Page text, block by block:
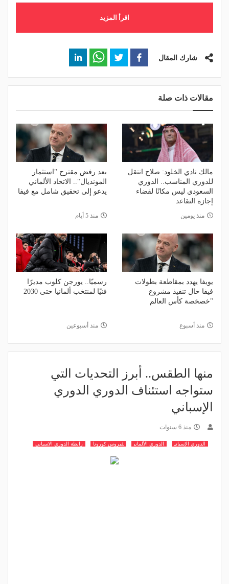
اقرأ المزيد
شارك المقال
مقالات ذات صلة
مالك نادي الخلود: صلاح انتقل
للدوري المناسب.. الدوري
السعودي ليس مكانًا لقضاء
إجازة التقاعد
منذ يومين
بعد رفض مقترح "استثمار
المونديال".. الاتحاد الألماني
يدعو إلى تحقيق شامل مع فيفا
منذ 5 أيام
يويفا يهدد بمقاطعة بطولات
فيفا حال تنفيذ مشروع
"خصخصة كأس العالم
منذ أسبوع
رسميًا.. يورجن كلوب مديرًا
فنيًا لمنتخب ألمانيا حتى 2030
منذ أسبوعين
منها الطقس.. أبرز التحديات التي
ستواجه استئناف الدوري الدوري
الإسباني
منذ 6 سنوات
الدوري الإسباني الدوري الألماني فيروس كورونا رابطة الدوري الاسباني